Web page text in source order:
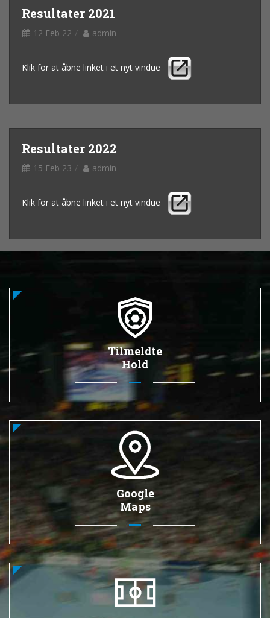
Resultater 2021
12 Feb 22 admin
Klik for at åbne linket i et nyt vindue
Resultater 2022
15 Feb 23 admin
Klik for at åbne linket i et nyt vindue
Tilmeldte
Hold
Google
Maps